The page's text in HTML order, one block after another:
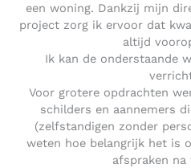
een woning. Dankzij mijn
project zorg ik ervoor dat
altijd
Ik kan de onderstaande
Voor grotere opdrachten
schilders en aannemers
(zelfstandigen zonder
weten hoe belangrijk het is
afspraken na